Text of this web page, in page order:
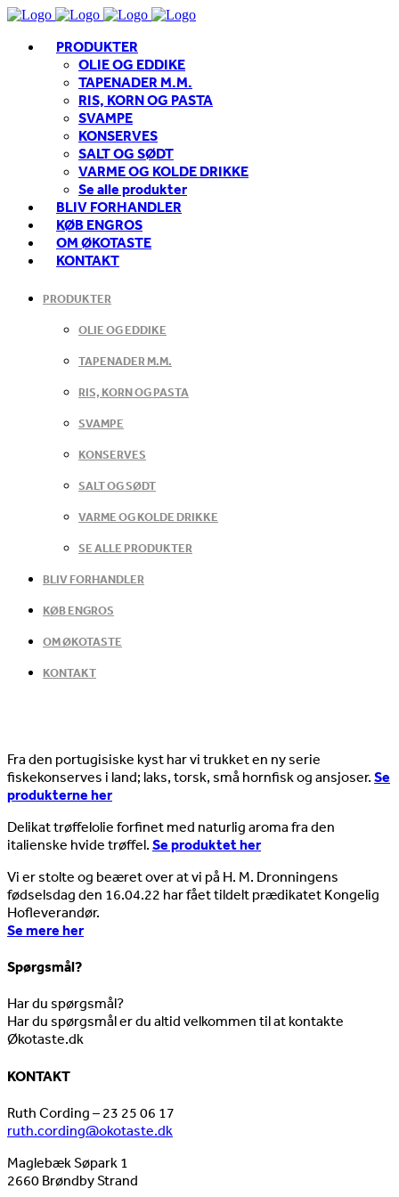
PRODUKTER
OLIE OG EDDIKE
TAPENADER M.M.
RIS, KORN OG PASTA
SVAMPE
KONSERVES
SALT OG SØDT
VARME OG KOLDE DRIKKE
Se alle produkter
BLIV FORHANDLER
KØB ENGROS
OM ØKOTASTE
KONTAKT
PRODUKTER
OLIE OG EDDIKE
TAPENADER M.M.
RIS, KORN OG PASTA
SVAMPE
KONSERVES
SALT OG SØDT
VARME OG KOLDE DRIKKE
SE ALLE PRODUKTER
BLIV FORHANDLER
KØB ENGROS
OM ØKOTASTE
KONTAKT
Fra den portugisiske kyst har vi trukket en ny serie
fiskekonserves i land; laks, torsk, små hornfisk og ansjoser. Se
produkterne her
Delikat trøffelolie forfinet med naturlig aroma fra den
italienske hvide trøffel. Se produktet her
Vi er stolte og beæret over at vi på H. M. Dronningens
fødselsdag den 16.04.22 har fået tildelt prædikatet Kongelig
Hofleverandør.
Se mere her
Spørgsmål?
Har du spørgsmål?
Har du spørgsmål er du altid velkommen til at kontakte
Økotaste.dk
KONTAKT
Ruth Cording – 23 25 06 17
ruth.cording@okotaste.dk
Maglebæk Søpark 1
2660 Brøndby Strand